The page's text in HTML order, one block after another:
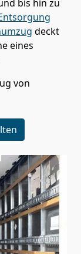
bis hin zu
deckt
eines
von